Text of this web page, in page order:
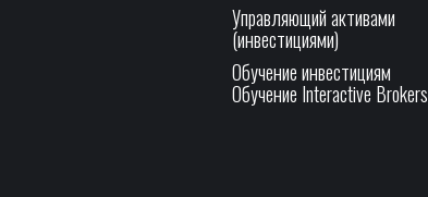
Управляющий активами
(инвестициями)
Обучение инвестициям
Обучение Interactive Brokers